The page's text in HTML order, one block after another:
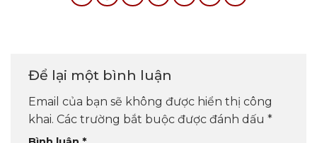
Để lại một bình luận
Email của bạn sẽ không được hiển thị công
khai. Các trường bắt buộc được đánh dấu *